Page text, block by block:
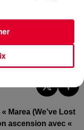
:
Marea (We’ve Lost
ascension avec «